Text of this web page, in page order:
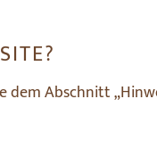
Abschnitt